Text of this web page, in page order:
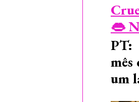
👄
PT:
um